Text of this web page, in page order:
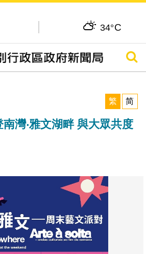
34°C
搜尋
繁
简
灣‧雅文湖畔 與大眾共度